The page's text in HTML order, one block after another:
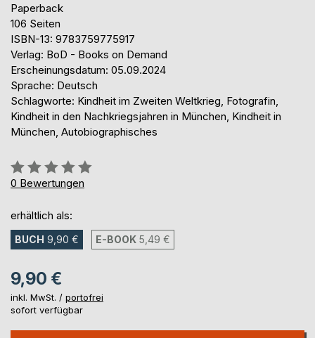
Paperback
106 Seiten
ISBN-13: 9783759775917
Verlag: BoD - Books on Demand
Erscheinungsdatum: 05.09.2024
Sprache: Deutsch
Schlagworte: Kindheit im Zweiten Weltkrieg, Fotografin,
Kindheit in den Nachkriegsjahren in München, Kindheit in
München, Autobiographisches
Bewertung::
0%
0 Bewertungen
erhältlich als:
BUCH 9,90 € E-BOOK 5,49 €
9,90 €
inkl. MwSt. / portofrei
sofort verfügbar